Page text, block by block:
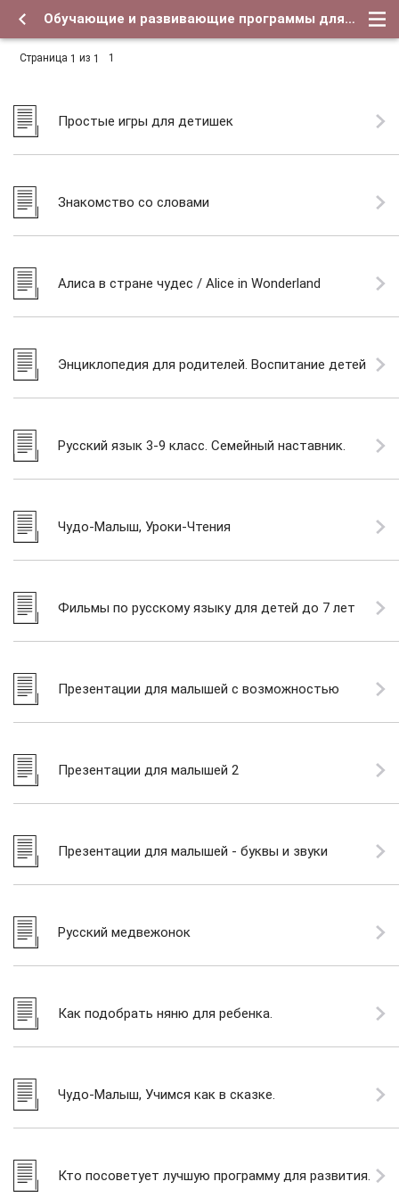
Обучающие и развивающие программы для детей - Форум о детях и для их родителей
Страница 1 из 1 1
Простые игры для детишек
Знакомство со словами
Алиса в стране чудес / Alice in Wonderland
Энциклопедия для родителей. Воспитание детей
Русский язык 3-9 класс. Семейный наставник.
Чудо-Малыш, Уроки-Чтения
Фильмы по русскому языку для детей до 7 лет
Презентации для малышей с возможностью
Презентации для малышей 2
Презентации для малышей - буквы и звуки
Русский медвежонок
Как подобрать няню для ребенка.
Чудо-Малыш, Учимся как в сказке.
Кто посоветует лучшую программу для развития.